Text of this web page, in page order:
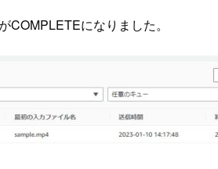
COMPLETEになりました。